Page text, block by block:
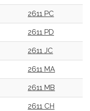
2611 PC
2611 PD
2611 JC
2611 MA
2611 MB
2611 CH